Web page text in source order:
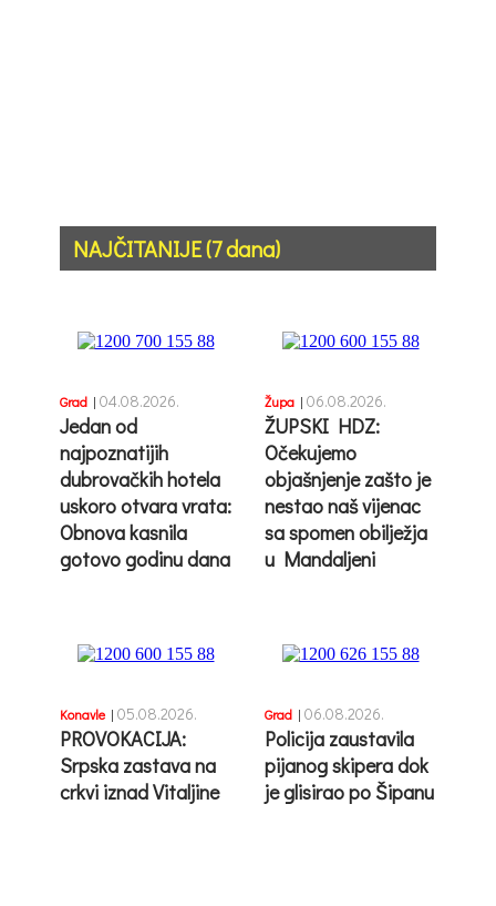
NAJČITANIJE (7 dana)
Grad | 04.08.2026.
Jedan od
najpoznatijih
dubrovačkih hotela
uskoro otvara vrata:
Obnova kasnila
gotovo godinu dana
Župa | 06.08.2026.
ŽUPSKI HDZ:
Očekujemo
objašnjenje zašto je
nestao naš vijenac
sa spomen obilježja
u Mandaljeni
Konavle | 05.08.2026.
PROVOKACIJA:
Srpska zastava na
crkvi iznad Vitaljine
Grad | 06.08.2026.
Policija zaustavila
pijanog skipera dok
je glisirao po Šipanu